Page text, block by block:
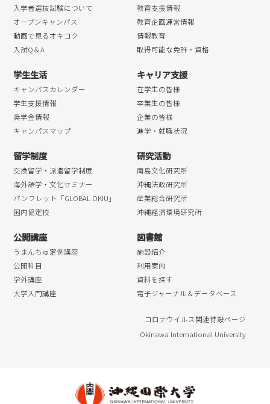
入学者選抜試験について
オープンキャンパス
動画で見るオキコク
入試Q＆A
教育支援情報
教育企画運営情報
情報教育
取得可能な免許・資格
学生生活
キャンパスカレンダー
学生支援情報
奨学金情報
キャンパスマップ
キャリア支援
在学生の皆様
卒業生の皆様
企業の皆様
進学・就職状況
留学制度
交換留学・派遣留学制度
海外語学・文化セミナー
パンフレット「GLOBAL OKIU」
国内協定校
研究活動
南島文化研究所
沖縄法政研究所
産業総合研究所
沖縄経済環境研究所
公開講座
うまんちゅ定例講座
公開科目
学外講座
大学入門講座
図書館
施設紹介
利用案内
資料を探す
電子ジャーナル＆データベース
コロナウイルス関連特設ページ
Okinawa International University